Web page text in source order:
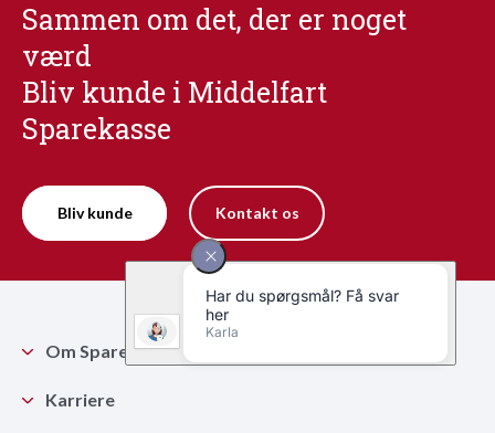
Sammen om det, der er noget
værd
Bliv kunde i Middelfart
Sparekasse
Bliv kunde Kontakt os
Om Sparekassen
Karriere